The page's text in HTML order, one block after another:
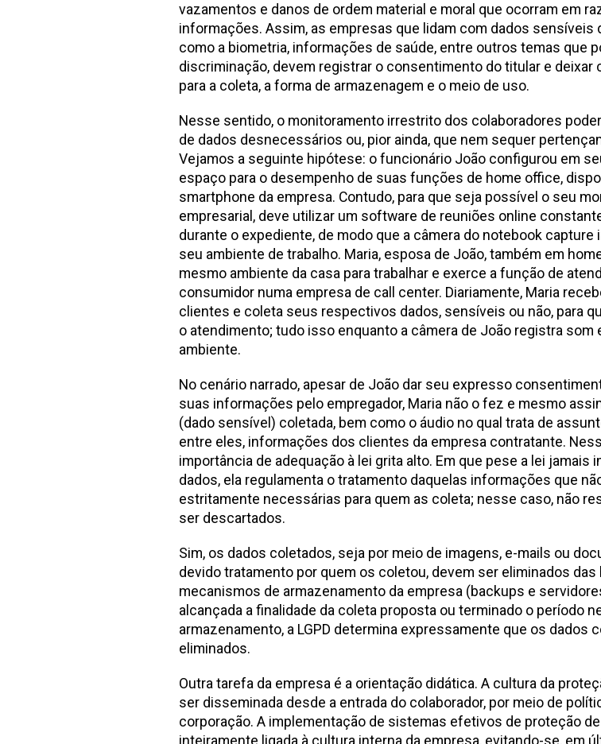
vazamentos e danos de ordem material e moral que ocorram em
informações. Assim, as empresas que lidam com dados sensíveis
como a biometria, informações de saúde, entre outros temas que
discriminação, devem registrar o consentimento do titular e deixar
para a coleta, a forma de armazenagem e o meio de uso.
Nesse sentido, o monitoramento irrestrito dos colaboradores
de dados desnecessários ou, pior ainda, que nem sequer
Vejamos a seguinte hipótese: o funcionário João configurou em
espaço para o desempenho de suas funções de home office,
smartphone da empresa. Contudo, para que seja possível o seu
empresarial, deve utilizar um software de reuniões online
durante o expediente, de modo que a câmera do notebook capture
seu ambiente de trabalho. Maria, esposa de João, também em
mesmo ambiente da casa para trabalhar e exerce a função de
consumidor numa empresa de call center. Diariamente, Maria
clientes e coleta seus respectivos dados, sensíveis ou não, para
o atendimento; tudo isso enquanto a câmera de João registra som
ambiente.
No cenário narrado, apesar de João dar seu expresso
suas informações pelo empregador, Maria não o fez e mesmo
(dado sensível) coletada, bem como o áudio no qual trata de
entre eles, informações dos clientes da empresa contratante.
importância de adequação à lei grita alto. Em que pese a lei jamais
dados, ela regulamenta o tratamento daquelas informações que
estritamente necessárias para quem as coleta; nesse caso, não
ser descartados.
Sim, os dados coletados, seja por meio de imagens, e-mails ou
devido tratamento por quem os coletou, devem ser eliminados das
mecanismos de armazenamento da empresa (backups e
alcançada a finalidade da coleta proposta ou terminado o período
armazenamento, a LGPD determina expressamente que os dados
eliminados.
Outra tarefa da empresa é a orientação didática. A cultura da
ser disseminada desde a entrada do colaborador, por meio de
corporação. A implementação de sistemas efetivos de proteção
inteiramente ligada à cultura interna da empresa, evitando-se, em